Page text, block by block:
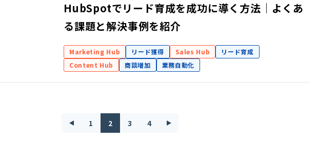
HubSpotでリード育成を成功に導く方法｜よくあ
る課題と解決事例を紹介
Marketing Hub リード獲得 Sales Hub
リード育成
Content Hub
商談増加 業務自動化
1 2 3 4